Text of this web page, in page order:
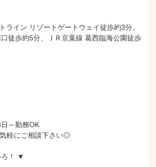
ライン リゾートゲートウェイ徒歩約3分、
口徒歩約5分、ＪＲ京葉線 葛西臨海公園徒歩
～勤務OK
軽にご相談下さい◎
ろ！ ▼